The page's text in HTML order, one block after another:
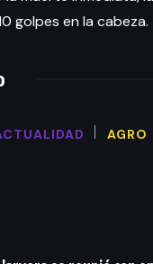
golpes en la cabeza.
AGRO